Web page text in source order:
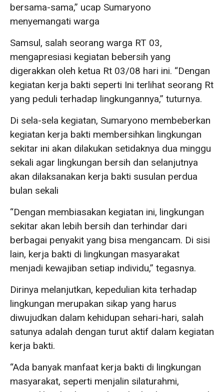
bersama-sama,” ucap Sumaryono
menyemangati warga
Samsul, salah seorang warga RT 03,
mengapresiasi kegiatan bebersih yang
digerakkan oleh ketua Rt 03/08 hari ini. “Dengan
kegiatan kerja bakti seperti Ini terlihat seorang Rt
yang peduli terhadap lingkungannya,” tuturnya.
Di sela-sela kegiatan, Sumaryono membeberkan
kegiatan kerja bakti membersihkan lingkungan
sekitar ini akan dilakukan setidaknya dua minggu
sekali agar lingkungan bersih dan selanjutnya
akan dilaksanakan kerja bakti susulan perdua
bulan sekali
“Dengan membiasakan kegiatan ini, lingkungan
sekitar akan lebih bersih dan terhindar dari
berbagai penyakit yang bisa mengancam. Di sisi
lain, kerja bakti di lingkungan masyarakat
menjadi kewajiban setiap individu,” tegasnya.
Dirinya melanjutkan, kepedulian kita terhadap
lingkungan merupakan sikap yang harus
diwujudkan dalam kehidupan sehari-hari, salah
satunya adalah dengan turut aktif dalam kegiatan
kerja bakti.
“Ada banyak manfaat kerja bakti di lingkungan
masyarakat, seperti menjalin silaturahmi,